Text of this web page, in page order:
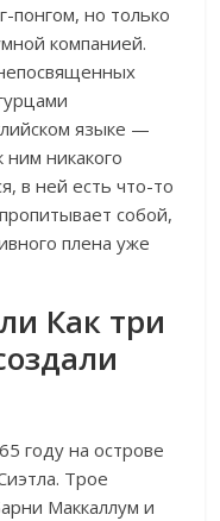
понгом, но только
компанией.
языке —
никакого
в ней есть что-то
собой,
плена уже
Как три
году на острове
Трое
Маккаллум и